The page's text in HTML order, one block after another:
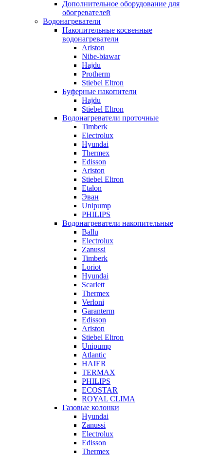
Дополнительное оборудование для
обогревателей
Водонагреватели
Накопительные косвенные
водонагреватели
Ariston
Nibe-biawar
Hajdu
Protherm
Stiebel Eltron
Буферные накопители
Hajdu
Stiebel Eltron
Водонагреватели проточные
Timberk
Electrolux
Hyundai
Thermex
Edisson
Ariston
Stiebel Eltron
Etalon
Эван
Unipump
PHILIPS
Водонагреватели накопительные
Ballu
Electrolux
Zanussi
Timberk
Loriot
Hyundai
Scarlett
Thermex
Verloni
Garanterm
Edisson
Ariston
Stiebel Eltron
Unipump
Atlantic
HAIER
TERMAX
PHILIPS
ECOSTAR
ROYAL CLIMA
Газовые колонки
Hyundai
Zanussi
Electrolux
Edisson
Thermex